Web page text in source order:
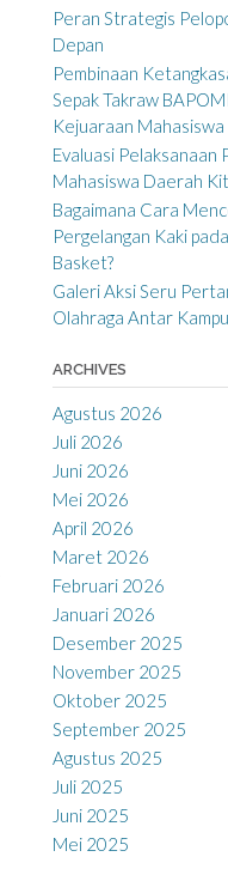
Peran Strategis
Depan
Pembinaan
Sepak Takraw
Kejuaraan Mahasiswa
Evaluasi Pelaksanaan
Mahasiswa Daerah
Bagaimana Cara
Pergelangan Kaki
Basket?
Galeri Aksi Seru
Olahraga Antar
ARCHIVES
Agustus 2026
Juli 2026
Juni 2026
Mei 2026
April 2026
Maret 2026
Februari 2026
Januari 2026
Desember 2025
November 2025
Oktober 2025
September 2025
Agustus 2025
Juli 2025
Juni 2025
Mei 2025